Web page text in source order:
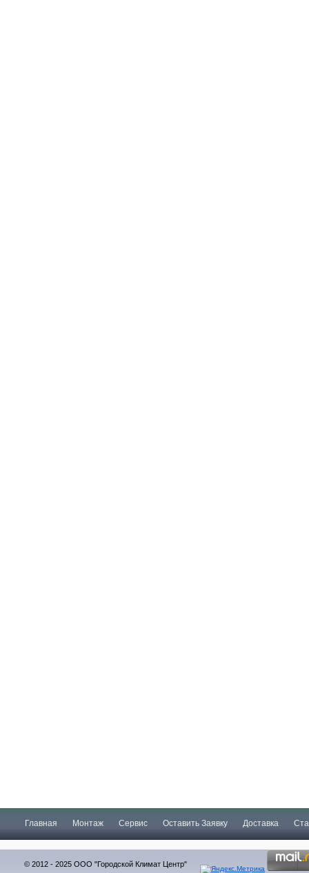
Главная Монтаж Сервис Оставить Заявку Доставка
© 2012 - 2025 ООО "Городской Климат Центр"